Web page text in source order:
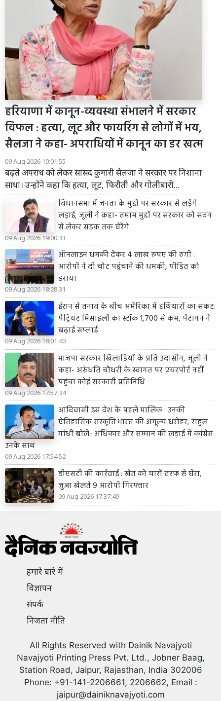
हरियाणा में कानून-व्यवस्था संभालने में सरकार
विफल : हत्या, लूट और फायरिंग से लोगों में भय,
सैलजा ने कहा- अपराधियों में कानून का डर खत्म
09 Aug 2026 19:01:55
बढ़ते अपराध को लेकर सांसद कुमारी सैलजा ने सरकार पर निशाना
साधा। उन्होंने कहा कि हत्या, लूट, फिरौती और गोलीबारी...
विधानसभा में जनता के मुद्दों पर सरकार से लड़ेंगे
लड़ाई, जूली ने कहा- तमाम मुद्दों पर सरकार को सदन
से लेकर सड़क तक घेरेंगे
09 Aug 2026 19:00:33
ऑनलाइन धमकी देकर 4 लाख रुपए की ठगी :
आरोपी ने दी चोट पहुंचाने की धमकी, पीड़ित को
डराया
09 Aug 2026 18:28:31
ईरान से तनाव के बीच अमेरिका में हथियारों का संकट:
पैट्रियट मिसाइलों का स्टॉक 1,700 से कम, पेंटागन ने
बढ़ाई सप्लाई
09 Aug 2026 18:01:40
भाजपा सरकार खिलाड़ियों के प्रति उदासीन, जूली ने
कहा- अरुंधति चौधरी के स्वागत पर एयरपोर्ट नहीं
पहुंचा कोई सरकारी प्रतिनिधि
09 Aug 2026 17:57:34
आदिवासी इस देश के पहले मालिक : उनकी
ऐतिहासिक संस्कृति भारत की अमूल्य धरोहर, राहुल
गांधी बोले- अधिकार और सम्मान की लड़ाई में कांग्रेस
उनके साथ
09 Aug 2026 17:54:52
डीएसटी की कार्रवाई : खेत को चारों तरफ से घेरा,
जुआ खेलते 9 आरोपी गिरफ्तार
09 Aug 2026 17:37:49
हमारे बारे में
विज्ञापन
संपर्क
निजता नीति
All Rights Reserved with Dainik Navajyoti
Navajyoti Printing Press Pvt. Ltd., Jobner Baag,
Station Road, Jaipur, Rajasthan, India 302006
Phone: +91-141-2206661, 2206662, Email :
jaipur@dainiknavajyoti.com